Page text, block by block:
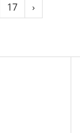
17 ›